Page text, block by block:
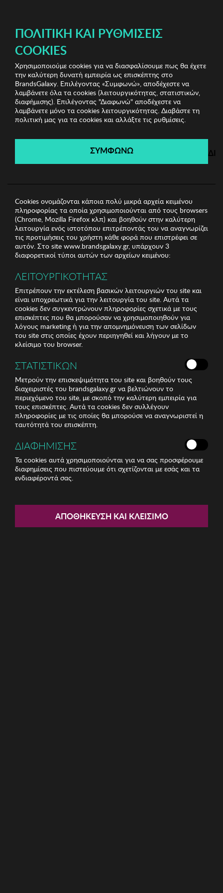
Kenneth Cole Watches Γυναικεία Ρολόγια
Γυναικείο
Ρολόι KCNY
Kenneth Cole Watches
Λήγει σε: 00ημέρες | 00ώρες 00λεπτά 00δευτ.
Γυναικείο Ρολόι KCNY
ΠΟΛΙΤΙΚΉ ΚΑΙ ΡΥΘΜΊΣΕΙΣ
COOKIES
Χρησιμοποιούμε cookies για να διασφαλίσουμε πως θα έχετε
την καλύτερη δυνατή εμπειρία ως επισκέπτης στο
BrandsGalaxy. Επιλέγοντας «Συμφωνώ», αποδέχεστε να
λαμβάνετε όλα τα cookies (λειτουργικότητας, στατιστικών,
διαφήμισης). Επιλέγοντας "Διαφωνώ" αποδέχεστε να
λαμβάνετε μόνο τα cookies λειτουργικότητας. Διαβάστε τη
πολιτική μας για τα cookies και αλλάξτε τις ρυθμίσεις.
ΣΥΜΦΩΝΩ
Cookies ονομάζονται κάποια πολύ μικρά αρχεία κειμένου
πληροφορίας τα οποία χρησιμοποιούνται από τους browsers
(Chrome, Mozilla Firefox κλπ) και βοηθούν στην καλύτερη
λειτουργία ενός ιστοτόπου επιτρέποντάς του να αναγνωρίζει
τις προτιμήσεις του χρήστη κάθε φορά που επιστρέφει σε
αυτόν. Στο site www.brandsgalaxy.gr, υπάρχουν 3
διαφορετικοί τύποι αυτών των αρχείων κειμένου:
ΛΕΙΤΟΥΡΓΙΚΟΤΗΤΑΣ
Επιτρέπουν την εκτέλεση βασικών λειτουργιών του site και
είναι υποχρεωτικά για την λειτουργία του site. Αυτά τα
cookies δεν συγκεντρώνουν πληροφορίες σχετικά με τους
επισκέπτες που θα μπορούσαν να χρησιμοποιηθούν για
λόγους marketing ή για την απομνημόνευση των σελίδων
του site στις οποίες έχουν περιηγηθεί και λήγουν με το
κλείσιμο του browser.
ΣΤΑΤΙΣΤΙΚΩΝ
Μετρούν την επισκεψιμότητα του site και βοηθούν τους
διαχειριστές του brandsgalaxy.gr να βελτιώνουν το
περιεχόμενο του site, με σκοπό την καλύτερη εμπειρία για
τους επισκέπτες. Αυτά τα cookies δεν συλλέγουν
πληροφορίες με τις οποίες θα μπορούσε να αναγνωριστεί η
ταυτότητά του επισκέπτη.
ΔΙΑΦΗΜΙΣΗΣ
Τα cookies αυτά χρησιμοποιούνται για να σας προσφέρουμε
διαφημίσεις που πιστεύουμε ότι σχετίζονται με εσάς και τα
ενδιαφέροντά σας.
ΑΠΟΘΉΚΕΥΣΗ ΚΑΙ ΚΛΕΊΣΙΜΟ